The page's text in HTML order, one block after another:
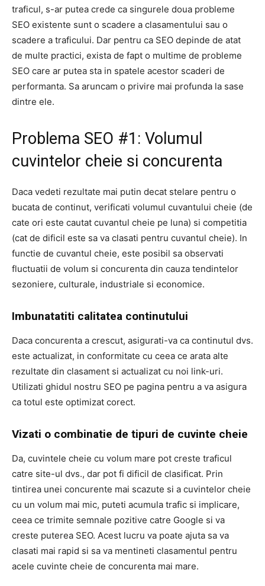
traficul, s-ar putea crede ca singurele doua probleme
SEO existente sunt o scadere a clasamentului sau o
scadere a traficului. Dar pentru ca SEO depinde de atat
de multe practici, exista de fapt o multime de probleme
SEO care ar putea sta in spatele acestor scaderi de
performanta. Sa aruncam o privire mai profunda la sase
dintre ele.
Problema SEO #1: Volumul
cuvintelor cheie si concurenta
Daca vedeti rezultate mai putin decat stelare pentru o
bucata de continut, verificati volumul cuvantului cheie (de
cate ori este cautat cuvantul cheie pe luna) si competitia
(cat de dificil este sa va clasati pentru cuvantul cheie). In
functie de cuvantul cheie, este posibil sa observati
fluctuatii de volum si concurenta din cauza tendintelor
sezoniere, culturale, industriale si economice.
Imbunatatiti calitatea continutului
Daca concurenta a crescut, asigurati-va ca continutul dvs.
este actualizat, in conformitate cu ceea ce arata alte
rezultate din clasament si actualizat cu noi link-uri.
Utilizati ghidul nostru SEO pe pagina pentru a va asigura
ca totul este optimizat corect.
Vizati o combinatie de tipuri de cuvinte cheie
Da, cuvintele cheie cu volum mare pot creste traficul
catre site-ul dvs., dar pot fi dificil de clasificat. Prin
tintirea unei concurente mai scazute si a cuvintelor cheie
cu un volum mai mic, puteti acumula trafic si implicare,
ceea ce trimite semnale pozitive catre Google si va
creste puterea SEO. Acest lucru va poate ajuta sa va
clasati mai rapid si sa va mentineti clasamentul pentru
acele cuvinte cheie de concurenta mai mare.